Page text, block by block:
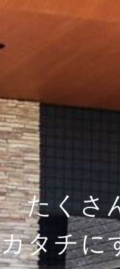
たくさ
カタチに